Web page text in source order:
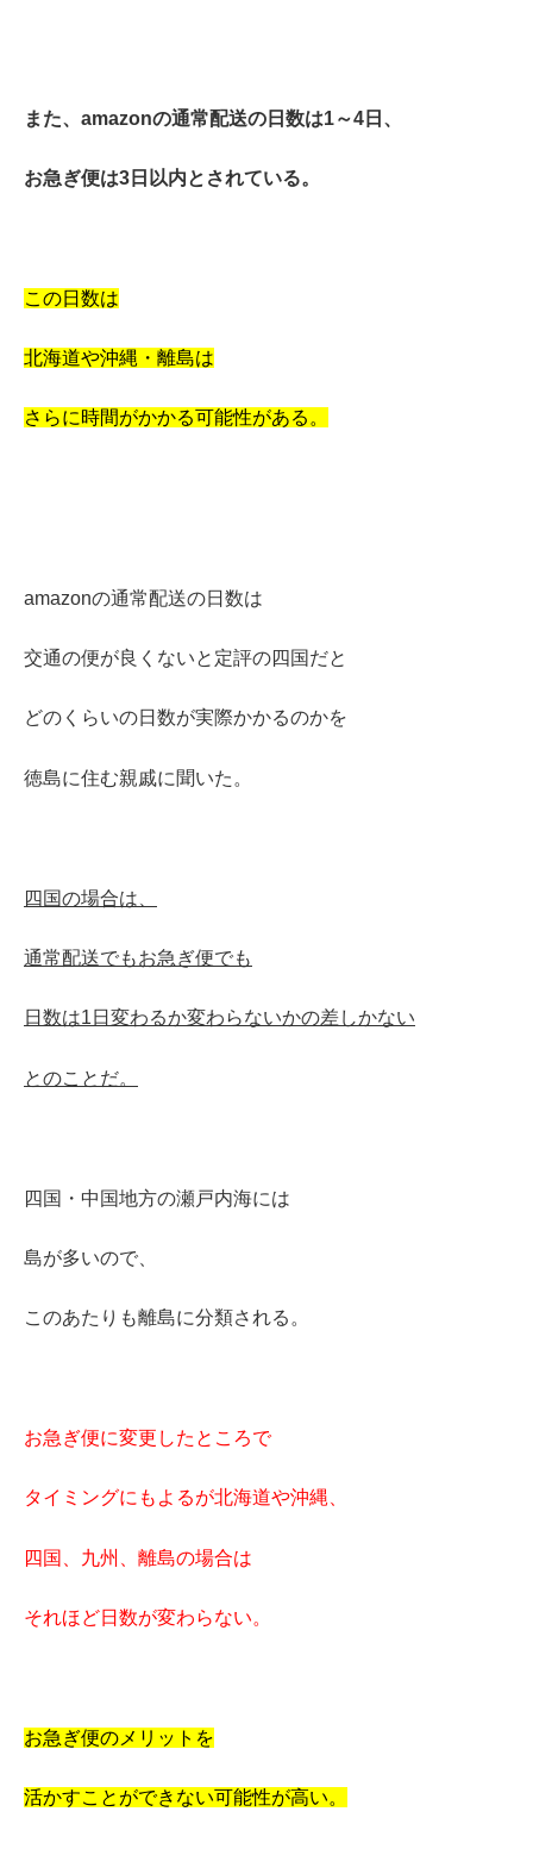
また、amazonの通常配送の日数は1～4日、
お急ぎ便は3日以内とされている。
この日数は
北海道や沖縄・離島は
さらに時間がかかる可能性がある。
amazonの通常配送の日数は
交通の便が良くないと定評の四国だと
どのくらいの日数が実際かかるのかを
徳島に住む親戚に聞いた。
四国の場合は、
通常配送でもお急ぎ便でも
日数は1日変わるか変わらないかの差しかない
とのことだ。
四国・中国地方の瀬戸内海には
島が多いので、
このあたりも離島に分類される。
お急ぎ便に変更したところで
タイミングにもよるが北海道や沖縄、
四国、九州、離島の場合は
それほど日数が変わらない。
お急ぎ便のメリットを
活かすことができない可能性が高い。